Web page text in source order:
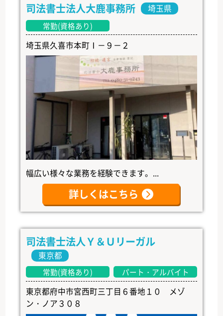
司法書士法人大鹿事務所 埼玉県
常勤(資格あり)
埼玉県久喜市本町Ⅰ－９－２
幅広い様々な業務を経験できます。...
詳しくはこちら
司法書士法人Ｙ＆Ｕリーガル
東京都
常勤(資格あり) パート・アルバイト
東京都府中市宮西町三丁目６番地１０ メゾ
ン・ノア３０８